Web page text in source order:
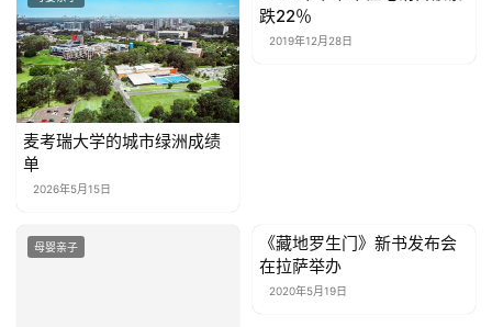
关
于
我
们
联
系
们
麦考瑞大学的城市绿洲成绩
单
2026年5月15日
跌22％
2019年12月28日
母婴亲子 母婴亲子
《藏地罗生门》新书发布会
在拉萨举办
2020年5月19日